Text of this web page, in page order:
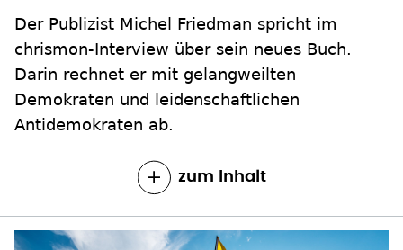
Der Publizist Michel Friedman spricht im
chrismon-Interview über sein neues Buch.
Darin rechnet er mit gelangweilten
Demokraten und leidenschaftlichen
Antidemokraten ab.
zum Inhalt